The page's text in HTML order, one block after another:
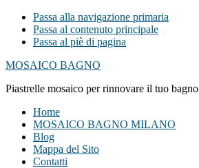
Passa alla navigazione primaria
Passa al contenuto principale
Passa al piè di pagina
MOSAICO BAGNO
Piastrelle mosaico per rinnovare il tuo bagno
Home
MOSAICO BAGNO MILANO
Blog
Mappa del Sito
Contatti